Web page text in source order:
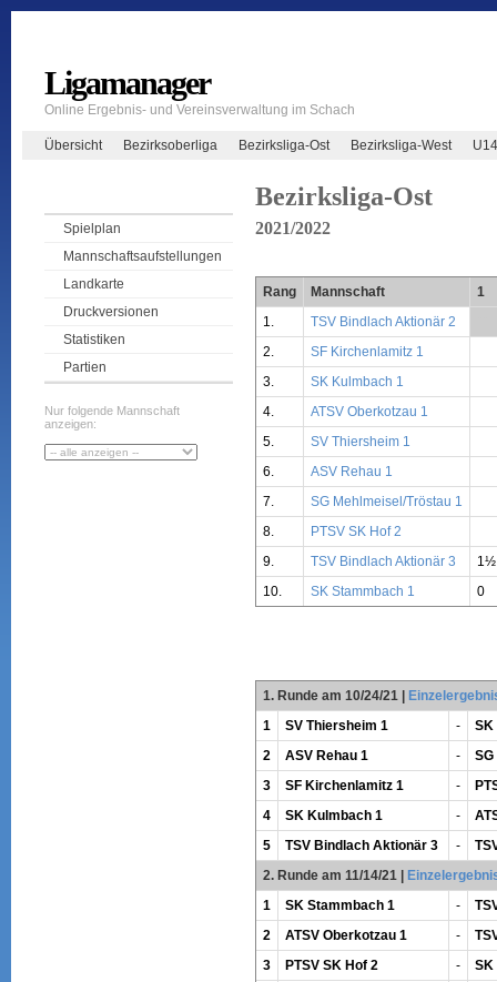
Ligamanager
Online Ergebnis- und Vereinsverwaltung im Schach
Übersicht Bezirksoberliga Bezirksliga-Ost Bezirksliga-West
Spielplan
Mannschaftsaufstellungen
Landkarte
Druckversionen
Statistiken
Partien
Nur folgende Mannschaft
anzeigen:
Bezirksliga-Ost
2021/2022
Rang Mannschaft
1
1.
TSV Bindlach Aktionär 2
2.
SF Kirchenlamitz 1
3.
SK Kulmbach 1
4.
ATSV Oberkotzau 1
5.
SV Thiersheim 1
6.
ASV Rehau 1
7.
SG Mehlmeisel/Tröstau 1
8.
PTSV SK Hof 2
9.
TSV Bindlach Aktionär 3
1½
10.
SK Stammbach 1 0
1. Runde am 10/24/21 |
1
SV Thiersheim 1 -
SK
2
ASV Rehau 1 -
3
SF Kirchenlamitz 1 -
4
SK Kulmbach 1 -
5
TSV Bindlach Aktionär 3 -
2. Runde am 11/14/21 |
1
SK Stammbach 1 -
2
ATSV Oberkotzau 1 -
3
PTSV SK Hof 2 -
SK